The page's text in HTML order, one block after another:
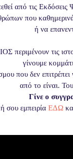
από τις
που
ή να
περιμένουν τις
γίνουμε
που δεν
από το είναι.
Γίνε ο
σου εμπειρία ΕΔΩ